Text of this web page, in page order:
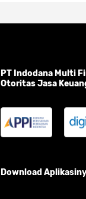
PT Indodana Multi
Otoritas Jasa
Download